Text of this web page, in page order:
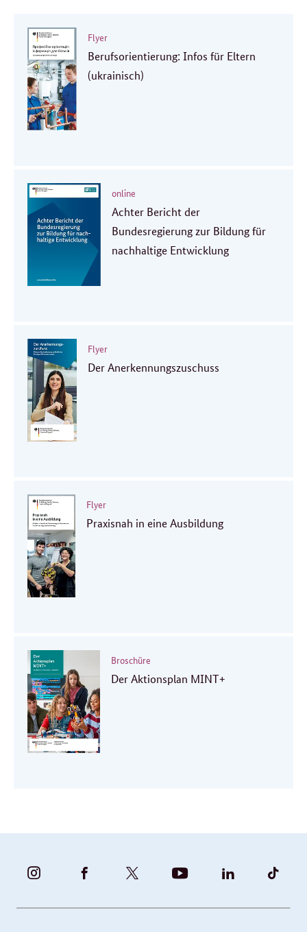
Flyer
Berufsorientierung: Infos für Eltern
(ukrainisch)
online
Achter Bericht der
Bundesregierung zur Bildung für
nachhaltige Entwicklung
Flyer
Der Anerkennungszuschuss
Flyer
Praxisnah in eine Ausbildung
Broschüre
Der Aktionsplan MINT+
BUNDESFAMILIENMINISTERIUM
INSTAGRAM
BUNDESFAMILIENMINISTERIUM
FACEBOOK
FAMILIENMINISTERIUM
|
BMBFSFJ
YOUTUBE
BMFSFJ
LINKEDIN